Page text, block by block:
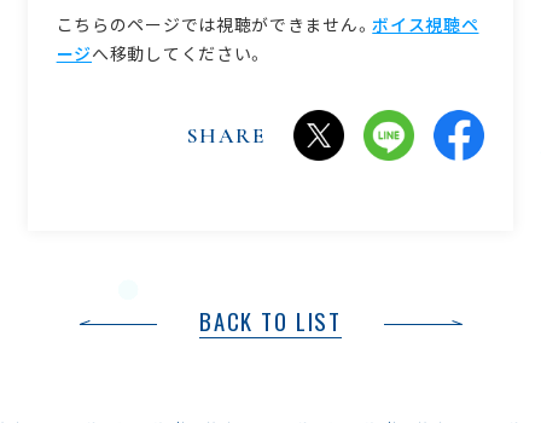
こちらのページでは視聴ができません。ボイス視聴ペ
ージへ移動してください。
SHARE
BACK TO LIST